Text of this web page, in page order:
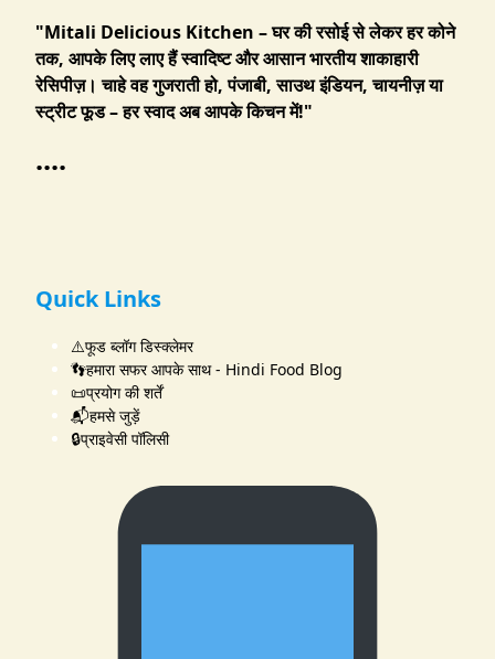
"Mitali Delicious Kitchen – घर की रसोई से लेकर हर कोने
तक, आपके लिए लाए हैं स्वादिष्ट और आसान भारतीय शाकाहारी
रेसिपीज़। चाहे वह गुजराती हो, पंजाबी, साउथ इंडियन, चायनीज़ या
स्ट्रीट फूड – हर स्वाद अब आपके किचन में!"
....
Quick Links
⚠️फूड ब्लॉग डिस्क्लेमर
👣हमारा सफर आपके साथ - Hindi Food Blog
📜प्रयोग की शर्तें
📬हमसे जुड़ें
🔒प्राइवेसी पॉलिसी